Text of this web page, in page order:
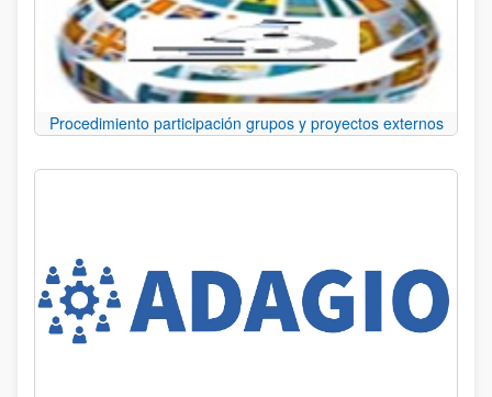
Procedimiento participación grupos y proyectos externos